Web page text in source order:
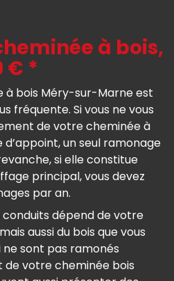
à bois,
€ *
à bois Méry-sur-Marne est
fréquente. Si vous ne vous
de votre cheminée à
un seul ramonage
si elle constitue
principal, vous devez
par an.
conduits dépend de votre
aussi du bois que vous
ne sont pas ramonés
votre cheminée bois